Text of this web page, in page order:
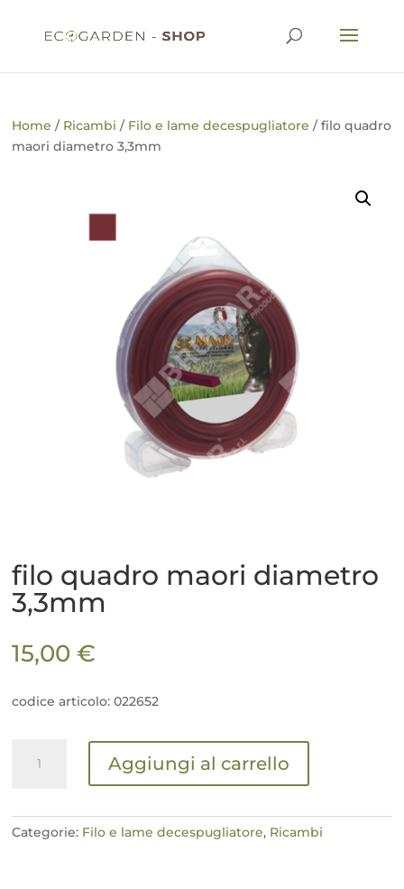
Home / Ricambi / Filo e lame decespugliatore / filo quadro
maori diametro 3,3mm
filo quadro maori diametro
3,3mm
15,00€
codice articolo: 022652
quadro
3,3mm
Aggiungi al carrello
Categorie: Filo e lame decespugliatore, Ricambi